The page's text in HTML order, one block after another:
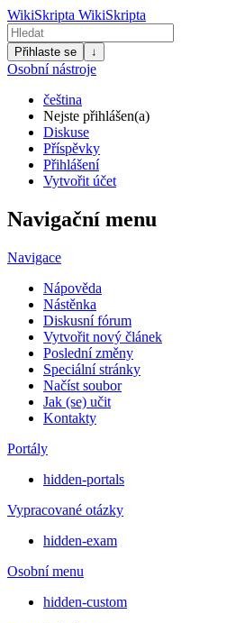
WikiSkripta WikiSkripta
Přihlaste se ↓
Osobní nástroje
čeština
Nejste přihlášen(a)
Diskuse
Příspěvky
Přihlášení
Vytvořit účet
Navigační menu
Navigace
Nápověda
Nástěnka
Diskusní fórum
Vytvořit nový článek
Poslední změny
Speciální stránky
Načíst soubor
Jak (se) učit
Kontakty
Portály
hidden-portals
Vypracované otázky
hidden-exam
Osobní menu
hidden-custom